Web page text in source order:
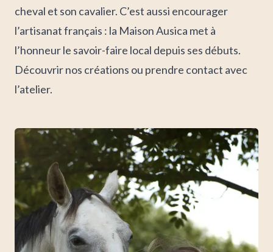
cheval et son cavalier. C’est aussi encourager
l’artisanat français : la Maison Ausica met à
l’honneur le savoir-faire local depuis ses débuts.
Découvrir nos créations ou prendre contact avec
l’atelier.